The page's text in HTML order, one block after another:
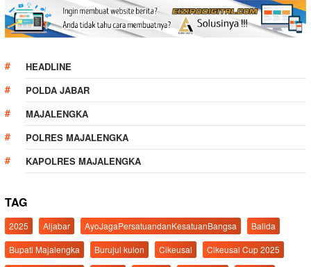
HEADLINE
POLDA JABAR
MAJALENGKA
POLRES MAJALENGKA
KAPOLRES MAJALENGKA
TAG
2025 Aljabar AyoJagaPersatuandanKesatuanBangsa
Balida
Bupati Majalengka
Burujul kulon Cikeusal
Cikeusal Cup 2025